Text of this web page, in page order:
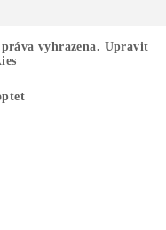
vyhrazena. Upravit